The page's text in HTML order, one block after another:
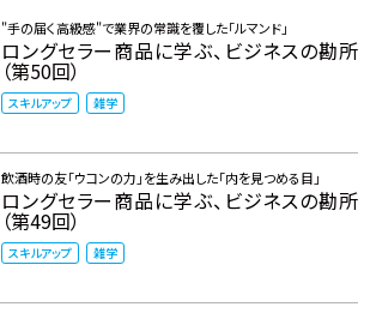
"手の届く高級感"で業界の常識を覆した「ルマンド」
ロングセラー商品に学ぶ、ビジネスの勘所
（第50回）
スキルアップ 雑学
飲酒時の友「ウコンの力」を生み出した「内を見つめる目」
ロングセラー商品に学ぶ、ビジネスの勘所
（第49回）
スキルアップ 雑学